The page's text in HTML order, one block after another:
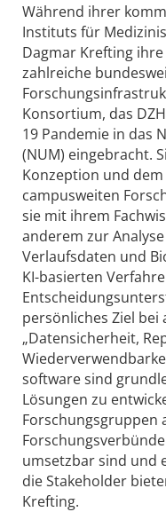
Während ihrer
Instituts für
Dagmar Krefting
zahlreiche
Konsortium, das
19 Pandemie in das
(NUM) eingebracht.
Konzeption und
campusweiten
sie mit ihrem
anderem zur
Verlaufsdaten und
KI-basierten
persönliches Ziel
„Datensicherheit,
software sind
Lösungen zu
Forschungsgruppen
umsetzbar sind und
die Stakeholder
Krefting.